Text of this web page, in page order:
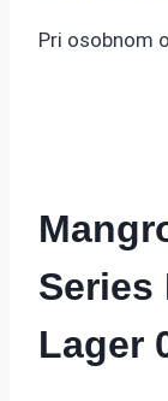
Pri osobnom
Series
Lager